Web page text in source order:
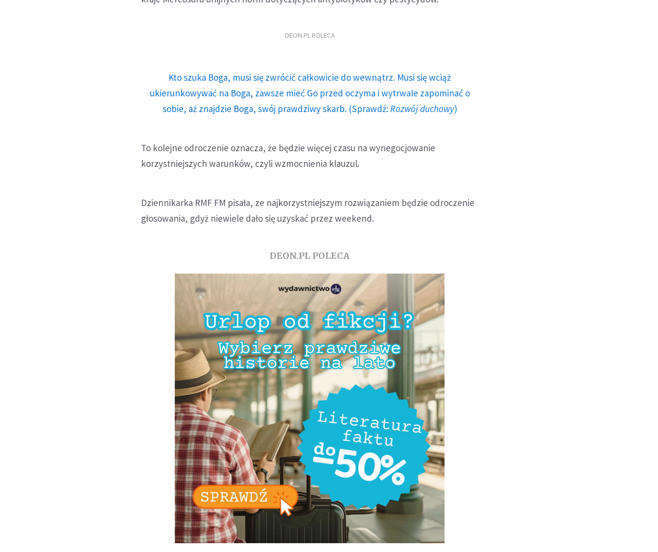
DEON.PL POLECA
Kto szuka Boga, musi się zwrócić całkowicie do wewnątrz. Musi się wciąż
ukierunkowywać na Boga, zawsze mieć Go przed oczyma i wytrwale zapominać o
sobie, aż znajdzie Boga, swój prawdziwy skarb. (Sprawdź: Rozwój duchowy)
To kolejne odroczenie oznacza, że będzie więcej czasu na wynegocjowanie
korzystniejszych warunków, czyli wzmocnienia klauzul.
Dziennikarka RMF FM pisała, ze najkorzystniejszym rozwiązaniem będzie odroczenie
głosowania, gdyż niewiele dało się uzyskać przez weekend.
DEON.PL POLECA